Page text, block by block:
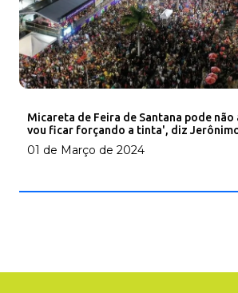
Micareta de Feira de Santana pode não
vou ficar forçando a tinta', diz
01 de Março de 2024